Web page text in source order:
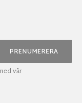
PRENUMERERA
vår